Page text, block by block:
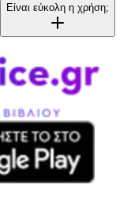
Είναι εύκολη η χρήση;